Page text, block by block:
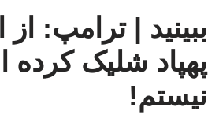
ببینید | ترامپ: از
پهپاد شلیک کرده
نیستم!